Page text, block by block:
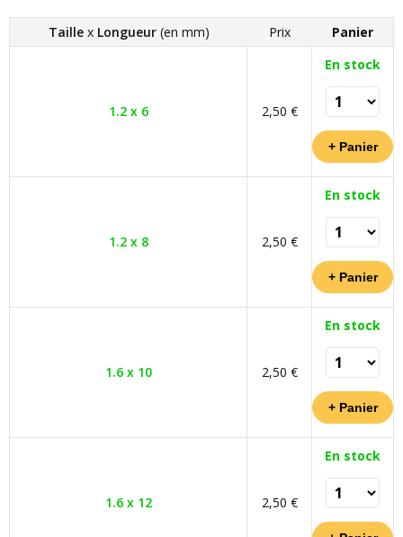
Taille x Longueur (en mm) Prix Panier
1.2 x 6 2,50 €
En stock
1.2 x 8 2,50 €
En stock
1.6 x 10 2,50 €
En stock
1.6 x 12 2,50 €
En stock